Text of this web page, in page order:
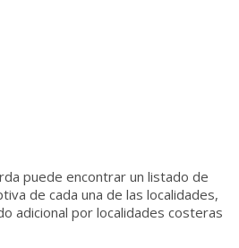
puede encontrar un listado de
de cada una de las localidades,
adicional por localidades costeras